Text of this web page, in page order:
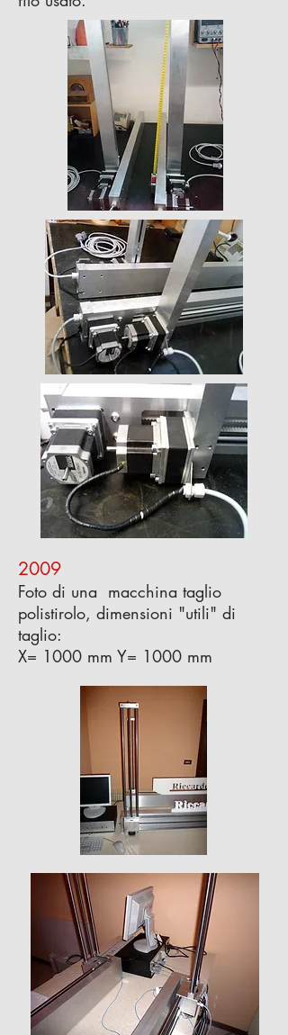
2009
Foto di una macchina taglio
polistirolo, dimensioni "utili" di
taglio:
X= 1000 mm Y= 1000 mm